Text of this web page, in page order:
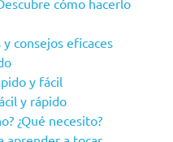
cómo hacerlo
consejos eficaces
y fácil
y rápido
¿Qué necesito?